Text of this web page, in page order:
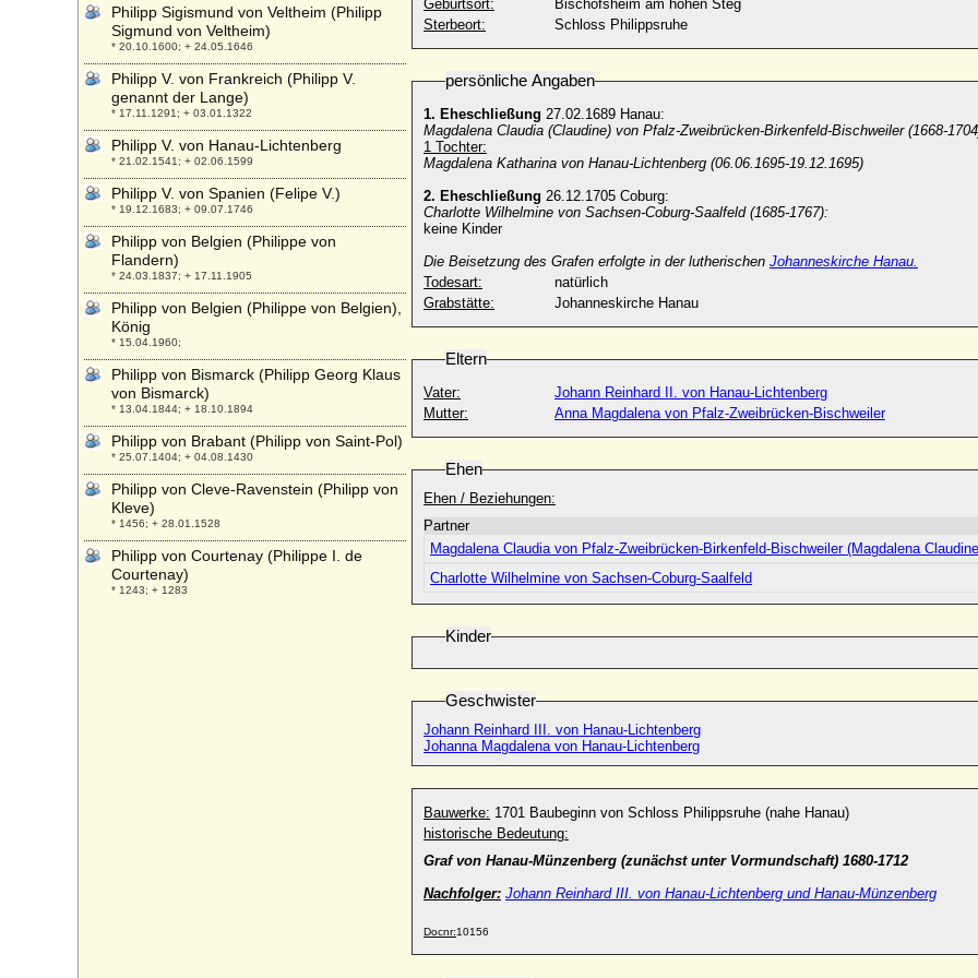
Geburtsort:
Bischofsheim am hohen Steg
Sterbeort:
Schloss Philippsruhe
persönliche Angaben
1. Eheschließung 27.02.1689 Hanau:
Magdalena Claudia (Claudine) von Pfalz-Zweibrücken-Birkenfeld-Bischweiler (1668-
1 Tochter:
Magdalena Katharina von Hanau-Lichtenberg (06.06.1695-19.12.1695)
2. Eheschließung 26.12.1705 Coburg:
Charlotte Wilhelmine von Sachsen-Coburg-Saalfeld (1685-1767):
keine Kinder
Die Beisetzung des Grafen erfolgte in der lutherischen Johanneskirche Hanau.
Todesart:
natürlich
Grabstätte:
Johanneskirche Hanau
Eltern
Vater:
Johann Reinhard II. von Hanau-Lichtenberg
Mutter:
Anna Magdalena von Pfalz-Zweibrücken-Bischweiler
Ehen
Ehen / Beziehungen:
Partner
Magdalena Claudia von Pfalz-Zweibrücken-Birkenfeld-Bischweiler (Magdalena
Charlotte Wilhelmine von Sachsen-Coburg-Saalfeld
Kinder
Geschwister
Johann Reinhard III. von Hanau-Lichtenberg
Johanna Magdalena von Hanau-Lichtenberg
Bauwerke: 1701 Baubeginn von Schloss Philippsruhe (nahe Hanau)
historische Bedeutung:
Graf von Hanau-Münzenberg (zunächst unter Vormundschaft) 1680-1712
Nachfolger: Johann Reinhard III. von Hanau-Lichtenberg und Hanau-Münzenberg
Docnr:10156
Philipp Sigismund von Veltheim (Philipp
Sigmund von Veltheim)
* 20.10.1600; + 24.05.1646
Philipp V. von Frankreich (Philipp V.
genannt der Lange)
* 17.11.1291; + 03.01.1322
Philipp V. von Hanau-Lichtenberg
* 21.02.1541; + 02.06.1599
Philipp V. von Spanien (Felipe V.)
* 19.12.1683; + 09.07.1746
Philipp von Belgien (Philippe von
Flandern)
* 24.03.1837; + 17.11.1905
Philipp von Belgien (Philippe von Belgien),
König
* 15.04.1960;
Philipp von Bismarck (Philipp Georg Klaus
von Bismarck)
* 13.04.1844; + 18.10.1894
Philipp von Brabant (Philipp von Saint-Pol)
* 25.07.1404; + 04.08.1430
Philipp von Cleve-Ravenstein (Philipp von
Kleve)
* 1456; + 28.01.1528
Philipp von Courtenay (Philippe I. de
Courtenay)
* 1243; + 1283